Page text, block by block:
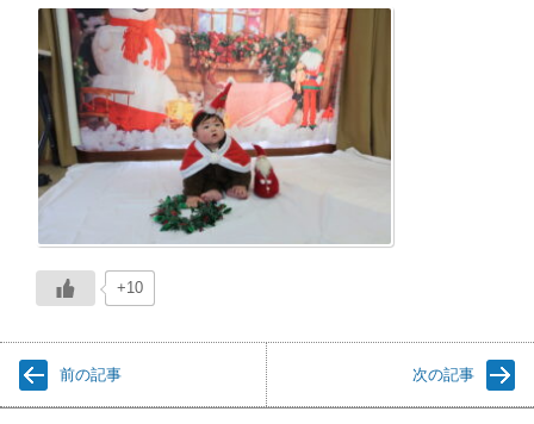
+10
前の記事 次の記事